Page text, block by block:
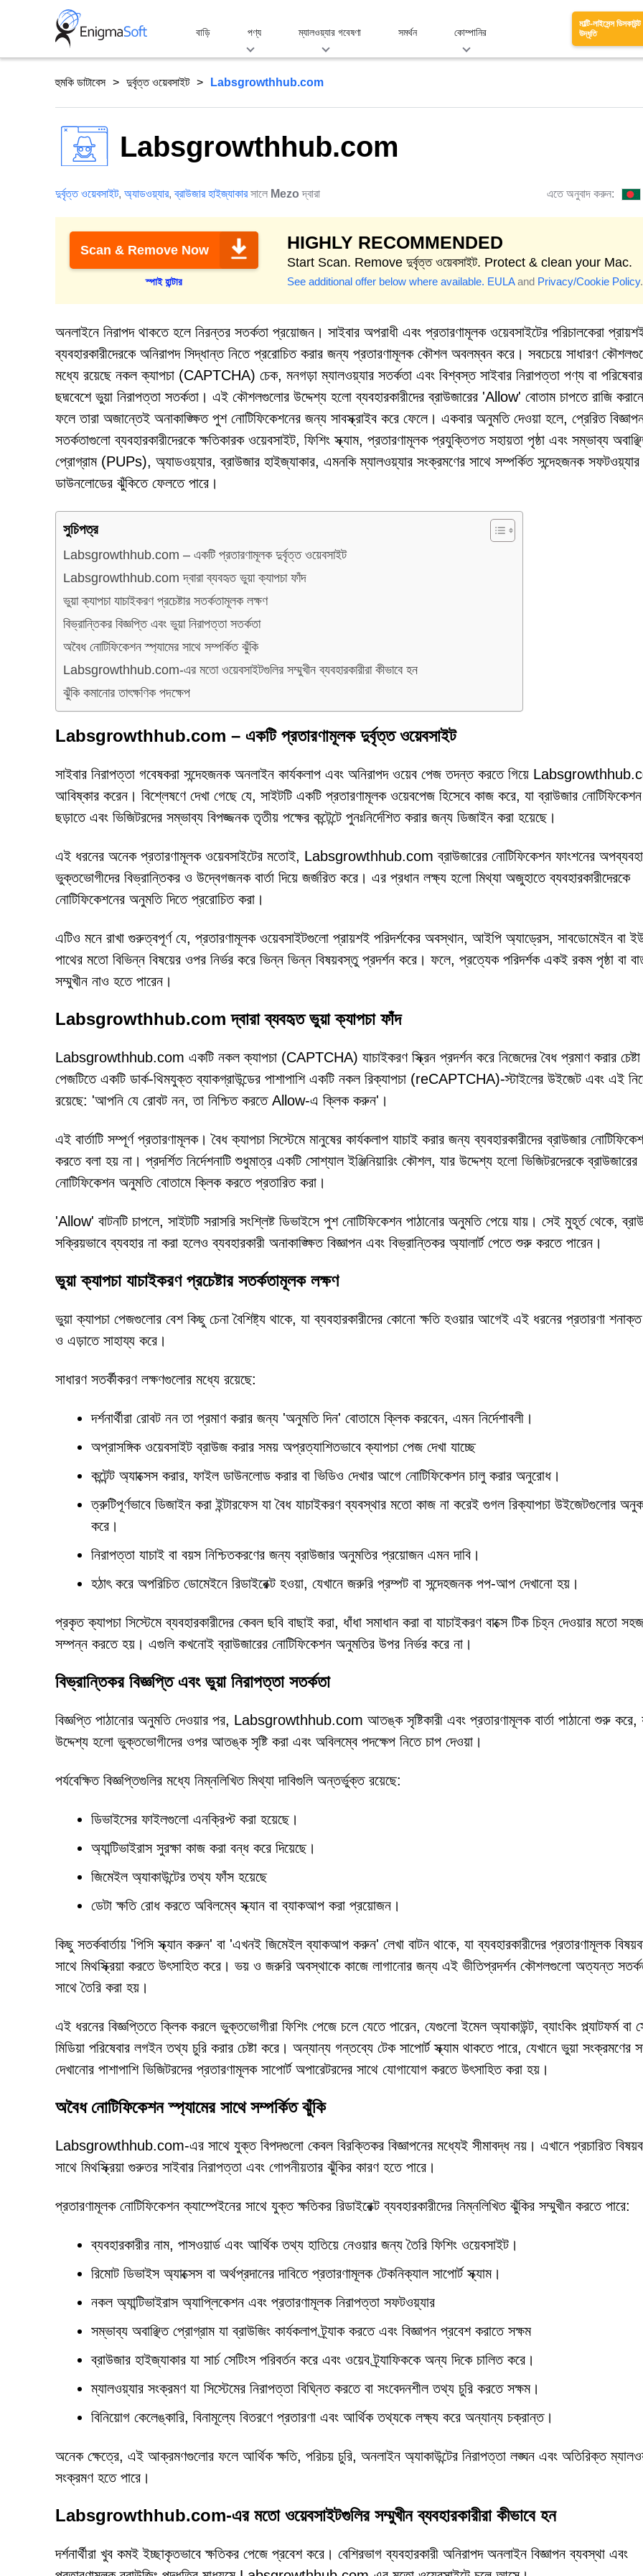
বাড়ি পণ্য ম্যালওয়্যার গবেষণা সমর্থন কোম্পানির
মাল্টি-লাইসেন্স ডিসকাউন্ট
উদ্ধৃতি
হুমকি ডাটাবেস দুর্বৃত্ত ওয়েবসাইট Labsgrowthhub.com
Labsgrowthhub.com
দুর্বৃত্ত ওয়েবসাইট, অ্যাডওয়্যার,ব্রাউজার হাইজ্যাকারসালে Mezo দ্বারা এতে অনুবাদ করুন:
Scan & Remove Now
স্পাই হান্টার
HIGHLY RECOMMENDED
Start Scan. Remove দুর্বৃত্ত ওয়েবসাইট. Protect & clean your Mac.
See additional offer below where available. EULAand Privacy/Cookie Policy.
অনলাইনে নিরাপদ থাকতে হলে নিরন্তর সতর্কতা প্রয়োজন। সাইবার অপরাধী এবং প্রতারণামূলক ওয়েবসাইটের পরিচালকেরা
ব্যবহারকারীদেরকে অনিরাপদ সিদ্ধান্ত নিতে প্ররোচিত করার জন্য প্রতারণামূলক কৌশল অবলম্বন করে। সবচেয়ে সাধারণ
মধ্যে রয়েছে নকল ক্যাপচা (CAPTCHA) চেক, মনগড়া ম্যালওয়্যার সতর্কতা এবং বিশ্বস্ত সাইবার নিরাপত্তা পণ্য বা পরিষেবার
ছদ্মবেশে ভুয়া নিরাপত্তা সতর্কতা। এই কৌশলগুলোর উদ্দেশ্য হলো ব্যবহারকারীদের ব্রাউজারের 'Allow' বোতাম চাপতে রাজি
ফলে তারা অজান্তেই অনাকাঙ্ক্ষিত পুশ নোটিফিকেশনের জন্য সাবস্ক্রাইব করে ফেলে। একবার অনুমতি দেওয়া হলে, প্রেরিত
সতর্কতাগুলো ব্যবহারকারীদেরকে ক্ষতিকারক ওয়েবসাইট, ফিশিং স্ক্যাম, প্রতারণামূলক প্রযুক্তিগত সহায়তা পৃষ্ঠা এবং সম্ভাব্য
প্রোগ্রাম (PUPs), অ্যাডওয়্যার, ব্রাউজার হাইজ্যাকার, এমনকি ম্যালওয়্যার সংক্রমণের সাথে সম্পর্কিত সন্দেহজনক সফটওয়্যার
ডাউনলোডের ঝুঁকিতে ফেলতে পারে।
সুচিপত্র
Labsgrowthhub.com – একটি প্রতারণামূলক দুর্বৃত্ত ওয়েবসাইট
Labsgrowthhub.com দ্বারা ব্যবহৃত ভুয়া ক্যাপচা ফাঁদ
ভুয়া ক্যাপচা যাচাইকরণ প্রচেষ্টার সতর্কতামূলক লক্ষণ
বিভ্রান্তিকর বিজ্ঞপ্তি এবং ভুয়া নিরাপত্তা সতর্কতা
অবৈধ নোটিফিকেশন স্প্যামের সাথে সম্পর্কিত ঝুঁকি
Labsgrowthhub.com-এর মতো ওয়েবসাইটগুলির সম্মুখীন ব্যবহারকারীরা কীভাবে হন
ঝুঁকি কমানোর তাৎক্ষণিক পদক্ষেপ
Labsgrowthhub.com – একটি প্রতারণামূলক দুর্বৃত্ত ওয়েবসাইট
সাইবার নিরাপত্তা গবেষকরা সন্দেহজনক অনলাইন কার্যকলাপ এবং অনিরাপদ ওয়েব পেজ তদন্ত করতে গিয়ে
আবিষ্কার করেন। বিশ্লেষণে দেখা গেছে যে, সাইটটি একটি প্রতারণামূলক ওয়েবপেজ হিসেবে কাজ করে, যা ব্রাউজার
ছড়াতে এবং ভিজিটরদের সম্ভাব্য বিপজ্জনক তৃতীয় পক্ষের কন্টেন্টে পুনঃনির্দেশিত করার জন্য ডিজাইন করা হয়েছে।
এই ধরনের অনেক প্রতারণামূলক ওয়েবসাইটের মতোই, Labsgrowthhub.com ব্রাউজারের নোটিফিকেশন ফাংশনের
ভুক্তভোগীদের বিভ্রান্তিকর ও উদ্বেগজনক বার্তা দিয়ে জর্জরিত করে। এর প্রধান লক্ষ্য হলো মিথ্যা অজুহাতে ব্যবহারকারীদেরকে
নোটিফিকেশনের অনুমতি দিতে প্ররোচিত করা।
এটিও মনে রাখা গুরুত্বপূর্ণ যে, প্রতারণামূলক ওয়েবসাইটগুলো প্রায়শই পরিদর্শকের অবস্থান, আইপি অ্যাড্রেস, সাবডোমেইন বা
পাথের মতো বিভিন্ন বিষয়ের ওপর নির্ভর করে ভিন্ন ভিন্ন বিষয়বস্তু প্রদর্শন করে। ফলে, প্রত্যেক পরিদর্শক একই রকম পৃষ্ঠা বা
সম্মুখীন নাও হতে পারেন।
Labsgrowthhub.com দ্বারা ব্যবহৃত ভুয়া ক্যাপচা ফাঁদ
Labsgrowthhub.com একটি নকল ক্যাপচা (CAPTCHA) যাচাইকরণ স্ক্রিন প্রদর্শন করে নিজেদের বৈধ প্রমাণ করার
পেজটিতে একটি ডার্ক-থিমযুক্ত ব্যাকগ্রাউন্ডের পাশাপাশি একটি নকল রিক্যাপচা (reCAPTCHA)-স্টাইলের উইজেট এবং এই
রয়েছে: 'আপনি যে রোবট নন, তা নিশ্চিত করতে Allow-এ ক্লিক করুন'।
এই বার্তাটি সম্পূর্ণ প্রতারণামূলক। বৈধ ক্যাপচা সিস্টেমে মানুষের কার্যকলাপ যাচাই করার জন্য ব্যবহারকারীদের ব্রাউজার
করতে বলা হয় না। প্রদর্শিত নির্দেশনাটি শুধুমাত্র একটি সোশ্যাল ইঞ্জিনিয়ারিং কৌশল, যার উদ্দেশ্য হলো ভিজিটরদেরকে ব্রাউজারের
নোটিফিকেশন অনুমতি বোতামে ক্লিক করতে প্রতারিত করা।
'Allow' বাটনটি চাপলে, সাইটটি সরাসরি সংশ্লিষ্ট ডিভাইসে পুশ নোটিফিকেশন পাঠানোর অনুমতি পেয়ে যায়। সেই মুহূর্ত থেকে,
সক্রিয়ভাবে ব্যবহার না করা হলেও ব্যবহারকারী অনাকাঙ্ক্ষিত বিজ্ঞাপন এবং বিভ্রান্তিকর অ্যালার্ট পেতে শুরু করতে পারেন।
ভুয়া ক্যাপচা যাচাইকরণ প্রচেষ্টার সতর্কতামূলক লক্ষণ
ভুয়া ক্যাপচা পেজগুলোর বেশ কিছু চেনা বৈশিষ্ট্য থাকে, যা ব্যবহারকারীদের কোনো ক্ষতি হওয়ার আগেই এই ধরনের প্রতারণা
ও এড়াতে সাহায্য করে।
সাধারণ সতর্কীকরণ লক্ষণগুলোর মধ্যে রয়েছে:
দর্শনার্থীরা রোবট নন তা প্রমাণ করার জন্য 'অনুমতি দিন' বোতামে ক্লিক করবেন, এমন নির্দেশাবলী।
অপ্রাসঙ্গিক ওয়েবসাইট ব্রাউজ করার সময় অপ্রত্যাশিতভাবে ক্যাপচা পেজ দেখা যাচ্ছে
কন্টেন্ট অ্যাক্সেস করার, ফাইল ডাউনলোড করার বা ভিডিও দেখার আগে নোটিফিকেশন চালু করার অনুরোধ।
ত্রুটিপূর্ণভাবে ডিজাইন করা ইন্টারফেস যা বৈধ যাচাইকরণ ব্যবস্থার মতো কাজ না করেই গুগল রিক্যাপচা উইজেটগুলোর
করে।
নিরাপত্তা যাচাই বা বয়স নিশ্চিতকরণের জন্য ব্রাউজার অনুমতির প্রয়োজন এমন দাবি।
হঠাৎ করে অপরিচিত ডোমেইনে রিডাইরেক্ট হওয়া, যেখানে জরুরি প্রম্পট বা সন্দেহজনক পপ-আপ দেখানো হয়।
প্রকৃত ক্যাপচা সিস্টেমে ব্যবহারকারীদের কেবল ছবি বাছাই করা, ধাঁধা সমাধান করা বা যাচাইকরণ বাক্সে টিক চিহ্ন দেওয়ার মতো
সম্পন্ন করতে হয়। এগুলি কখনোই ব্রাউজারের নোটিফিকেশন অনুমতির উপর নির্ভর করে না।
বিভ্রান্তিকর বিজ্ঞপ্তি এবং ভুয়া নিরাপত্তা সতর্কতা
বিজ্ঞপ্তি পাঠানোর অনুমতি দেওয়ার পর, Labsgrowthhub.com আতঙ্ক সৃষ্টিকারী এবং প্রতারণামূলক বার্তা পাঠানো শুরু করে,
উদ্দেশ্য হলো ভুক্তভোগীদের ওপর আতঙ্ক সৃষ্টি করা এবং অবিলম্বে পদক্ষেপ নিতে চাপ দেওয়া।
পর্যবেক্ষিত বিজ্ঞপ্তিগুলির মধ্যে নিম্নলিখিত মিথ্যা দাবিগুলি অন্তর্ভুক্ত রয়েছে:
ডিভাইসের ফাইলগুলো এনক্রিপ্ট করা হয়েছে।
অ্যান্টিভাইরাস সুরক্ষা কাজ করা বন্ধ করে দিয়েছে।
জিমেইল অ্যাকাউন্টের তথ্য ফাঁস হয়েছে
ডেটা ক্ষতি রোধ করতে অবিলম্বে স্ক্যান বা ব্যাকআপ করা প্রয়োজন।
কিছু সতর্কবার্তায় 'পিসি স্ক্যান করুন' বা 'এখনই জিমেইল ব্যাকআপ করুন' লেখা বাটন থাকে, যা ব্যবহারকারীদের প্রতারণামূলক
সাথে মিথস্ক্রিয়া করতে উৎসাহিত করে। ভয় ও জরুরি অবস্থাকে কাজে লাগানোর জন্য এই ভীতিপ্রদর্শন কৌশলগুলো অত্যন্ত
সাথে তৈরি করা হয়।
এই ধরনের বিজ্ঞপ্তিতে ক্লিক করলে ভুক্তভোগীরা ফিশিং পেজে চলে যেতে পারেন, যেগুলো ইমেল অ্যাকাউন্ট, ব্যাংকিং প্ল্যাটফর্ম বা
মিডিয়া পরিষেবার লগইন তথ্য চুরি করার চেষ্টা করে। অন্যান্য গন্তব্যে টেক সাপোর্ট স্ক্যাম থাকতে পারে, যেখানে ভুয়া সংক্রমণের
দেখানোর পাশাপাশি ভিজিটরদের প্রতারণামূলক সাপোর্ট অপারেটরদের সাথে যোগাযোগ করতে উৎসাহিত করা হয়।
অবৈধ নোটিফিকেশন স্প্যামের সাথে সম্পর্কিত ঝুঁকি
Labsgrowthhub.com-এর সাথে যুক্ত বিপদগুলো কেবল বিরক্তিকর বিজ্ঞাপনের মধ্যেই সীমাবদ্ধ নয়। এখানে প্রচারিত
সাথে মিথস্ক্রিয়া গুরুতর সাইবার নিরাপত্তা এবং গোপনীয়তার ঝুঁকির কারণ হতে পারে।
প্রতারণামূলক নোটিফিকেশন ক্যাম্পেইনের সাথে যুক্ত ক্ষতিকর রিডাইরেক্ট ব্যবহারকারীদের নিম্নলিখিত ঝুঁকির সম্মুখীন করতে পারে:
ব্যবহারকারীর নাম, পাসওয়ার্ড এবং আর্থিক তথ্য হাতিয়ে নেওয়ার জন্য তৈরি ফিশিং ওয়েবসাইট।
রিমোট ডিভাইস অ্যাক্সেস বা অর্থপ্রদানের দাবিতে প্রতারণামূলক টেকনিক্যাল সাপোর্ট স্ক্যাম।
নকল অ্যান্টিভাইরাস অ্যাপ্লিকেশন এবং প্রতারণামূলক নিরাপত্তা সফটওয়্যার
সম্ভাব্য অবাঞ্ছিত প্রোগ্রাম যা ব্রাউজিং কার্যকলাপ ট্র্যাক করতে এবং বিজ্ঞাপন প্রবেশ করাতে সক্ষম
ব্রাউজার হাইজ্যাকার যা সার্চ সেটিংস পরিবর্তন করে এবং ওয়েব ট্র্যাফিককে অন্য দিকে চালিত করে।
ম্যালওয়্যার সংক্রমণ যা সিস্টেমের নিরাপত্তা বিঘ্নিত করতে বা সংবেদনশীল তথ্য চুরি করতে সক্ষম।
বিনিয়োগ কেলেঙ্কারি, বিনামূল্যে বিতরণে প্রতারণা এবং আর্থিক তথ্যকে লক্ষ্য করে অন্যান্য চক্রান্ত।
অনেক ক্ষেত্রে, এই আক্রমণগুলোর ফলে আর্থিক ক্ষতি, পরিচয় চুরি, অনলাইন অ্যাকাউন্টের নিরাপত্তা লঙ্ঘন এবং অতিরিক্ত
সংক্রমণ হতে পারে।
Labsgrowthhub.com-এর মতো ওয়েবসাইটগুলির সম্মুখীন ব্যবহারকারীরা কীভাবে হন
দর্শনার্থীরা খুব কমই ইচ্ছাকৃতভাবে ক্ষতিকর পেজে প্রবেশ করে। বেশিরভাগ ব্যবহারকারী অনিরাপদ অনলাইন বিজ্ঞাপন ব্যবস্থা এবং